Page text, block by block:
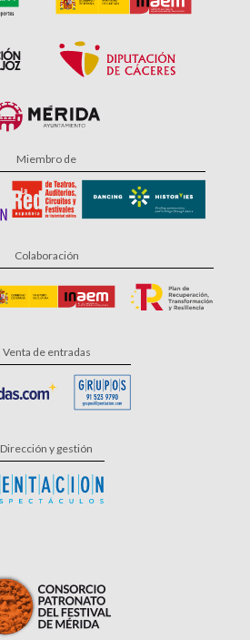
Miembro de
Colaboración
Venta de entradas
Dirección y gestión